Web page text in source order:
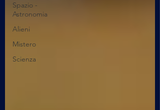
Spazio -
Astronomia
Alieni
Mistero
Scienza